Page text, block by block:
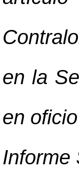
en la
en
Informe